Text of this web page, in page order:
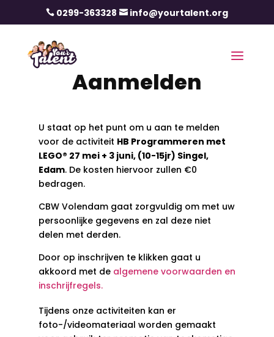
 0299-363328  info@yourtalent.org
Aanmelden
U staat op het punt om u aan te melden
voor de activiteit HB Programmeren met
LEGO® 27 mei + 3 juni, (10-15jr) Singel,
Edam. De kosten hiervoor zullen €0
bedragen.
CBW Volendam gaat zorgvuldig om met uw
persoonlijke gegevens en zal deze niet
delen met derden.
Door op inschrijven te klikken gaat u
akkoord met de algemene voorwaarden en
inschrijfregels.
Tijdens onze activiteiten kan er
foto-/videomateriaal worden gemaakt